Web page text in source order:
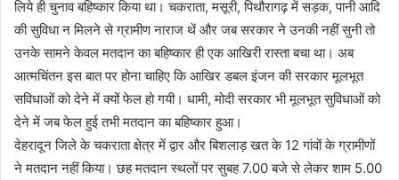
लिये ही चुनाव बहिष्कार किया था। चकराता, मसूरी, पिथौरागढ़ में सड़क, पानी आदि
की सुविधा न मिलने से ग्रामीण नाराज थें और जब सरकार ने उनकी नहीं सुनी तो
उनके सामने केवल मतदान का बहिष्कार ही एक आखिरी रास्ता बचा था। अब
आत्मचिंतन इस बात पर होना चाहिए कि आखिर डबल इंजन की सरकार मूलभूत
सविधाओं को देने में क्यों फेल हो गयी। धामी, मोदी सरकार भी मूलभूत सुविधाओं को
देने में जब फेल हुई तभी मतदान का बहिष्कार हुआ।
देहरादून जिले के चकराता क्षेत्र में द्वार और बिशलाड़ खत के 12 गांवों के ग्रामीणों
ने मतदान नहीं किया। छह मतदान स्थलों पर सुबह 7.00 बजे से लेकर शाम 5.00